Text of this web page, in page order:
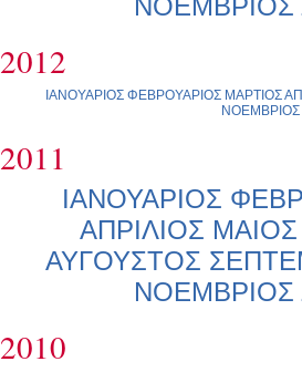
ΝΟΕΜΒΡΙΟΣ
2012
ΙΑΝΟΥΑΡΙΟΣ ΦΕΒΡΟΥΑΡΙΟΣ ΜΑΡΤΙΟΣ
ΝΟΕΜΒΡΙΟΣ
2011
ΙΑΝΟΥΑΡΙΟΣ
ΑΠΡΙΛΙΟΣ ΜΑΙΟΣ
ΑΥΓΟΥΣΤΟΣ
ΝΟΕΜΒΡΙΟΣ
2010